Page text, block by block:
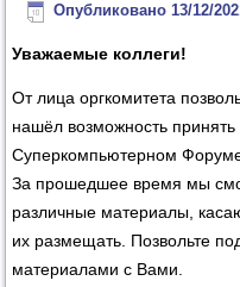
Опубликовано 13/12/
Уважаемые коллеги!
От лица оргкомитета
нашёл возможность
Суперкомпьютерном
За прошедшее время мы
различные материалы,
их размещать. Позвольте
материалами с Вами.